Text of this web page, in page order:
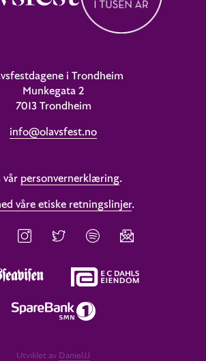
i Trondheim
Munkegata 2
7013 Trondheim
info@olavsfest.no
vår personvernerklæring.
våre etiske retningslinjer.
Utviklet av DanielJJ